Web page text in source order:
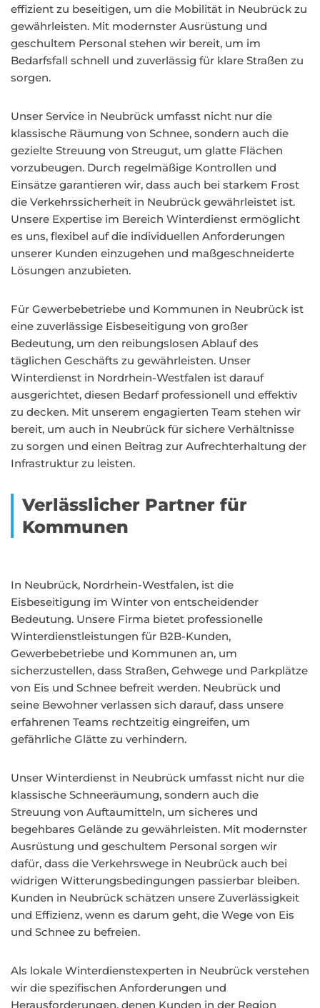
effizient zu beseitigen, um die Mobilität in Neubrück zu
gewährleisten. Mit modernster Ausrüstung und
geschultem Personal stehen wir bereit, um im
Bedarfsfall schnell und zuverlässig für klare Straßen zu
sorgen.
Unser Service in Neubrück umfasst nicht nur die
klassische Räumung von Schnee, sondern auch die
gezielte Streuung von Streugut, um glatte Flächen
vorzubeugen. Durch regelmäßige Kontrollen und
Einsätze garantieren wir, dass auch bei starkem Frost
die Verkehrssicherheit in Neubrück gewährleistet ist.
Unsere Expertise im Bereich Winterdienst ermöglicht
es uns, flexibel auf die individuellen Anforderungen
unserer Kunden einzugehen und maßgeschneiderte
Lösungen anzubieten.
Für Gewerbebetriebe und Kommunen in Neubrück ist
eine zuverlässige Eisbeseitigung von großer
Bedeutung, um den reibungslosen Ablauf des
täglichen Geschäfts zu gewährleisten. Unser
Winterdienst in Nordrhein-Westfalen ist darauf
ausgerichtet, diesen Bedarf professionell und effektiv
zu decken. Mit unserem engagierten Team stehen wir
bereit, um auch in Neubrück für sichere Verhältnisse
zu sorgen und einen Beitrag zur Aufrechterhaltung der
Infrastruktur zu leisten.
Verlässlicher Partner für
Kommunen
In Neubrück, Nordrhein-Westfalen, ist die
Eisbeseitigung im Winter von entscheidender
Bedeutung. Unsere Firma bietet professionelle
Winterdienstleistungen für B2B-Kunden,
Gewerbebetriebe und Kommunen an, um
sicherzustellen, dass Straßen, Gehwege und Parkplätze
von Eis und Schnee befreit werden. Neubrück und
seine Bewohner verlassen sich darauf, dass unsere
erfahrenen Teams rechtzeitig eingreifen, um
gefährliche Glätte zu verhindern.
Unser Winterdienst in Neubrück umfasst nicht nur die
klassische Schneeräumung, sondern auch die
Streuung von Auftaumitteln, um sicheres und
begehbares Gelände zu gewährleisten. Mit modernster
Ausrüstung und geschultem Personal sorgen wir
dafür, dass die Verkehrswege in Neubrück auch bei
widrigen Witterungsbedingungen passierbar bleiben.
Kunden in Neubrück schätzen unsere Zuverlässigkeit
und Effizienz, wenn es darum geht, die Wege von Eis
und Schnee zu befreien.
Als lokale Winterdienstexperten in Neubrück verstehen
wir die spezifischen Anforderungen und
Herausforderungen, denen Kunden in der Region